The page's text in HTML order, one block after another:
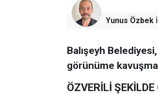
Yunus Özbek
Balışeyh
görünüme
ÖZVERİLİ